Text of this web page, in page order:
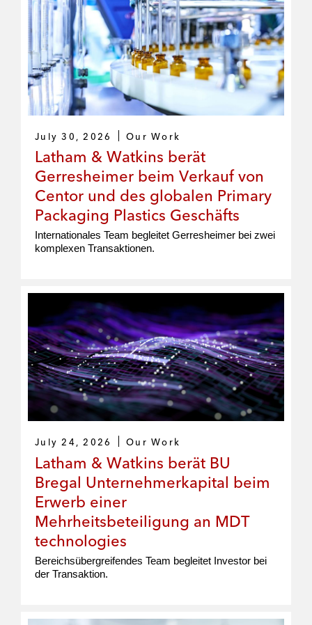
July 30, 2026 Our Work
Latham & Watkins berät
Gerresheimer beim Verkauf von
Centor und des globalen Primary
Packaging Plastics Geschäfts
Internationales Team begleitet Gerresheimer bei zwei
komplexen Transaktionen.
July 24, 2026 Our Work
Latham & Watkins berät BU
Bregal Unternehmerkapital beim
Erwerb einer
Mehrheitsbeteiligung an MDT
technologies
Bereichsübergreifendes Team begleitet Investor bei
der Transaktion.